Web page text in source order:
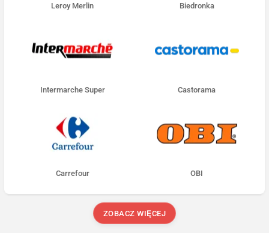
Leroy Merlin Biedronka
Intermarche Super Castorama
Carrefour OBI
ZOBACZ WIĘCEJ